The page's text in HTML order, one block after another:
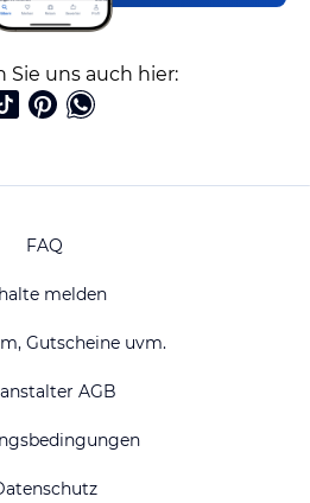
Sie uns auch hier:
FAQ
melden
Gutscheine uvm.
AGB